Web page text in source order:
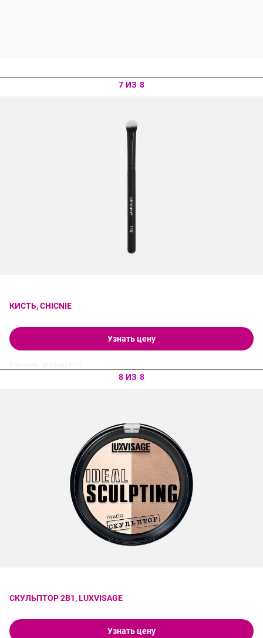
7 ИЗ 8
КИСТЬ, CHICNIE
Узнать цену
8 ИЗ 8
СКУЛЬПТОР 2В1, LUXVISAGE
Узнать цену